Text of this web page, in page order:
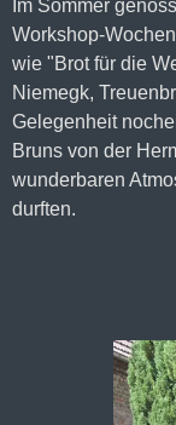
Im Sommer
Workshop-
wie "Brot für die
Niemegk,
Gelegenheit
Bruns von der
wunderbaren
durften.